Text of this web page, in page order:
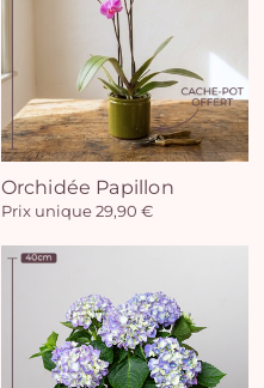
Orchidée Papillon
Prix unique 29,90 €